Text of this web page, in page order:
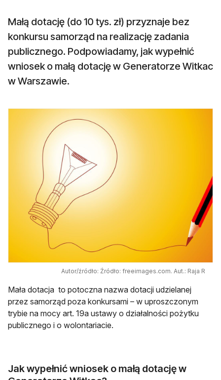
Małą dotację (do 10 tys. zł) przyznaje bez
konkursu samorząd na realizację zadania
publicznego. Podpowiadamy, jak wypełnić
wniosek o małą dotację w Generatorze Witkac
w Warszawie.
Autor/źródło: Źródło: freeimages.com. Aut.: Raja R
Mała dotacja to potoczna nazwa dotacji udzielanej
przez samorząd poza konkursami – w uproszczonym
trybie na mocy art. 19a ustawy o działalności pożytku
publicznego i o wolontariacie.
Jak wypełnić wniosek o małą dotację w